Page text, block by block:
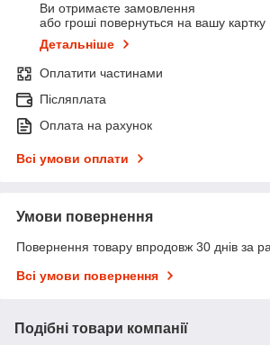
Ви отримаєте замовлення
або гроші повернуться на вашу картку
Детальніше
Оплатити частинами
Післяплата
Оплата на рахунок
Всі умови оплати
Умови повернення
Повернення товару впродовж 30 днів за
Всі умови повернення
Подібні товари компанії